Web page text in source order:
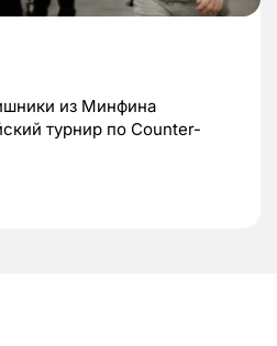
из Минфина
турнир по Counter-